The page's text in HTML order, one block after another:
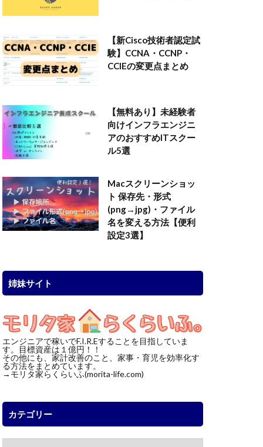
【新Cisco技術者認定試
験】CCNA・CCNP・
CCIEの変更点まとめ
【無料あり】未経験者
向けインフラエンジニ
アのおすすめITスクー
ル5選
Macスクリーンショッ
ト 保存先・形式
(png→jpg)・ファイル
名を変える方法【便利
設定3選】
姉妹サイト
エンジニアで稼いでF.I.R.Eすることを目指していま
す。目標資産は１億円！！
その他にも、家計改善のこと、家事・育児を効率化す
る方法をまとめています。
→モリタ家らくらいふ(morita-life.com)
カテゴリー